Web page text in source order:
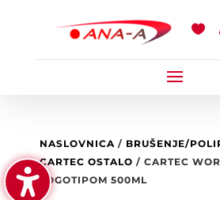

NASLOVNICA/ BRUŠENJE/
CARTEC OSTALO / CARTEC
LOGOTIPOM 500ML